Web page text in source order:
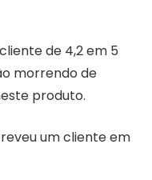
de 4,2 em 5
morrendo de
produto.
um cliente em